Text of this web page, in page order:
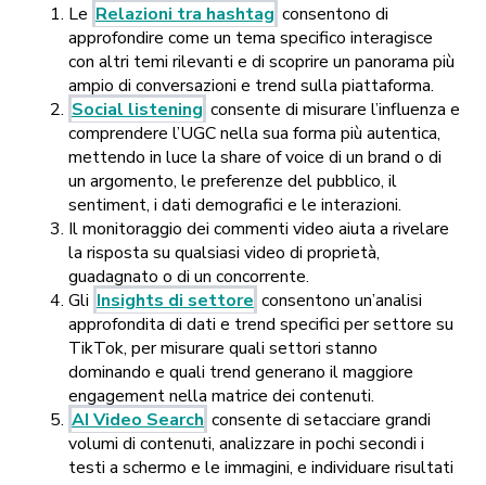
Le Relazioni tra hashtag consentono di
approfondire come un tema specifico interagisce
con altri temi rilevanti e di scoprire un panorama più
ampio di conversazioni e trend sulla piattaforma.
Social listening consente di misurare l’influenza e
comprendere l’UGC nella sua forma più autentica,
mettendo in luce la share of voice di un brand o di
un argomento, le preferenze del pubblico, il
sentiment, i dati demografici e le interazioni.
Il monitoraggio dei commenti video aiuta a rivelare
la risposta su qualsiasi video di proprietà,
guadagnato o di un concorrente.
Gli Insights di settore consentono un’analisi
approfondita di dati e trend specifici per settore su
TikTok, per misurare quali settori stanno
dominando e quali trend generano il maggiore
engagement nella matrice dei contenuti.
AI Video Search consente di setacciare grandi
volumi di contenuti, analizzare in pochi secondi i
testi a schermo e le immagini, e individuare risultati